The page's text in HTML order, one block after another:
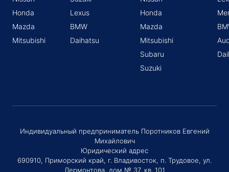
Honda
Mazda
Mitsubishi
Lexus
BMW
Daihatsu
Honda
Mazda
Mitsubishi
Subaru
Suzuki
Индивидуальный предприниматель Поротников Евгений
Михайлович
Юридический адрес
690910, Приморский край, г. Владивосток, п. Трудовое, ул.
Лермонтова, дом № 37, кв. 101